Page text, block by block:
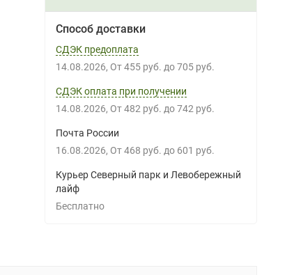
Способ доставки
СДЭК предоплата
14.08.2026 От 455 руб. до 705 руб.
СДЭК оплата при получении
14.08.2026 От 482 руб. до 742 руб.
Почта России
16.08.2026 От 468 руб. до 601 руб.
Курьер Северный парк и Левобережный
лайф
Бесплатно